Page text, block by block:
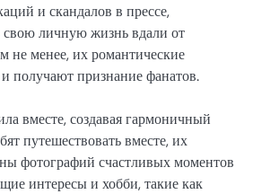
и скандалов в прессе,
свою личную жизнь вдали от
не менее, их романтические
получают признание фанатов.
вместе, создавая гармоничный
путешествовать вместе, их
фотографий счастливых моментов
интересы и хобби, такие как